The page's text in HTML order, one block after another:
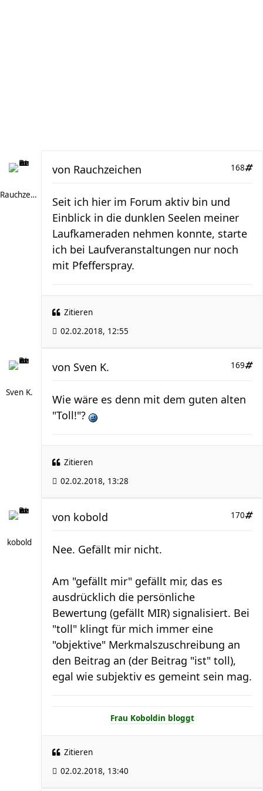
Rauchzeichen
168
von Rauchzeichen
Seit ich hier im Forum aktiv bin und
Einblick in die dunklen Seelen meiner
Laufkameraden nehmen konnte, starte
ich bei Laufveranstaltungen nur noch
mit Pfefferspray.
Zitieren
02.02.2018, 12:55
Sven K.
169
von Sven K.
Wie wäre es denn mit dem guten alten
"Toll!"?
Zitieren
02.02.2018, 13:28
kobold
170
von kobold
Nee. Gefällt mir nicht.
Am "gefällt mir" gefällt mir, das es
ausdrücklich die persönliche
Bewertung (gefällt MIR) signalisiert. Bei
"toll" klingt für mich immer eine
"objektive" Merkmalszuschreibung an
den Beitrag an (der Beitrag "ist" toll),
egal wie subjektiv es gemeint sein mag.
Frau Koboldin bloggt
Zitieren
02.02.2018, 13:40